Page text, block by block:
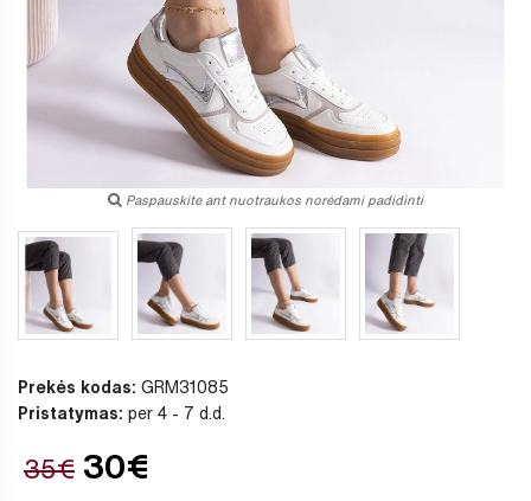
Paspauskite ant nuotraukos norėdami padidinti
Prekės kodas: GRM31085
Pristatymas: per 4 - 7 d.d.
35€ 30€